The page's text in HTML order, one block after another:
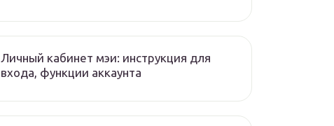
Личный кабинет мэи: инструкция для
входа, функции аккаунта